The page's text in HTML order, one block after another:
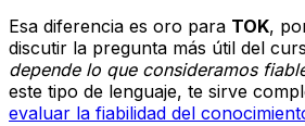
Esa diferencia es oro para TOK,
discutir la pregunta más útil del
depende lo que consideramos
este tipo de lenguaje, te sirve
evaluar la fiabilidad del